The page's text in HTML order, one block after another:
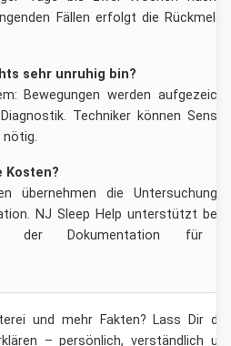
Fällen erfolgt die
sehr unruhig bin?
Bewegungen werden
Techniker können
nötig.
Kosten?
übernehmen die Untersuchung
NJ Sleep Help unterstützt bei
der Dokumentation für
und mehr Fakten? Lass Dir
– persönlich, verständlich